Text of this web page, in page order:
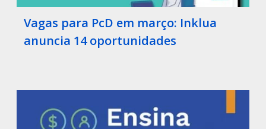
Vagas para PcD em março: Inklua
anuncia 14 oportunidades